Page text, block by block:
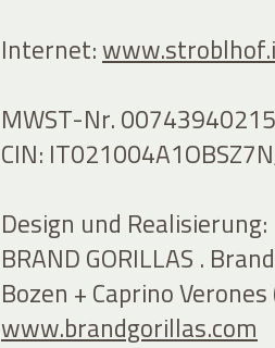
Internet:
MWST-Nr. 00743940215
CIN:
Design und Realisierung:
BRAND GORILLAS .
Bozen + Caprino Verones
www.brandgorillas.com